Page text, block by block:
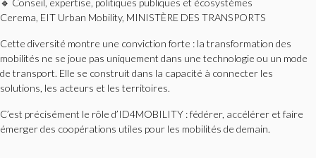
🔹 Conseil, expertise, politiques publiques et écosystèmes
Cerema, EIT Urban Mobility, MINISTÈRE DES TRANSPORTS
Cette diversité montre une conviction forte : la transformation des
mobilités ne se joue pas uniquement dans une technologie ou un mode
de transport. Elle se construit dans la capacité à connecter les
solutions, les acteurs et les territoires.
C’est précisément le rôle d’ID4MOBILITY : fédérer, accélérer et faire
émerger des coopérations utiles pour les mobilités de demain.